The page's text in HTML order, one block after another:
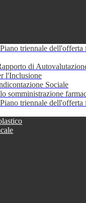
triennale dell'offerta
di
l'Inclusione
Sociale
somministrazione
triennale dell'offerta